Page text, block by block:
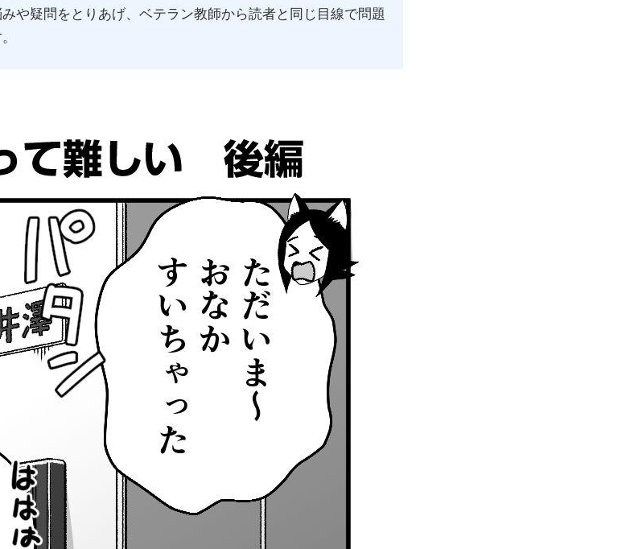
や疑問をとりあげ、ベテラン教師から読者と同じ目線で問題